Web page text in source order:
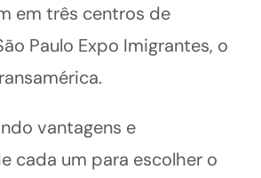
em três centros de
Paulo Expo Imigrantes, o
vantagens e
cada um para escolher o